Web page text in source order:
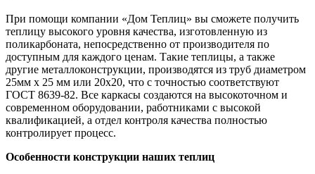
При помощи компании «Дом Теплиц» вы сможете получить
теплицу высокого уровня качества, изготовленную из
поликарбоната, непосредственно от производителя по
доступным для каждого ценам. Такие теплицы, а также
другие металлоконструкции, производятся из труб диаметром
25мм х 25 мм или 20х20, что с точностью соответствуют
ГОСТ 8639-82. Все каркасы создаются на высокоточном и
современном оборудовании, работниками с высокой
квалификацией, а отдел контроля качества полностью
контролирует процесс.
Особенности конструкции наших теплиц